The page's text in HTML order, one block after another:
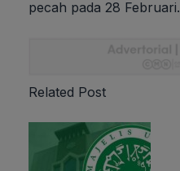
pecah pada 28 Februari.
Related Post